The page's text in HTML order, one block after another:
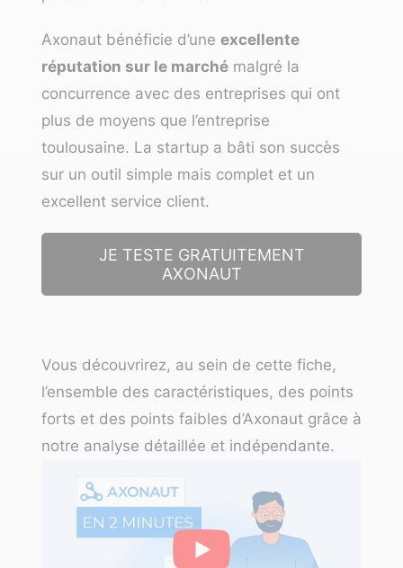
Axonaut bénéficie d’une excellente
réputation sur le marché malgré la
concurrence avec des entreprises qui ont
plus de moyens que l’entreprise
toulousaine. La startup a bâti son succès
sur un outil simple mais complet et un
excellent service client.
JE TESTE GRATUITEMENT
AXONAUT
Vous découvrirez, au sein de cette fiche,
l’ensemble des caractéristiques, des points
forts et des points faibles d’Axonaut grâce à
notre analyse détaillée et indépendante.